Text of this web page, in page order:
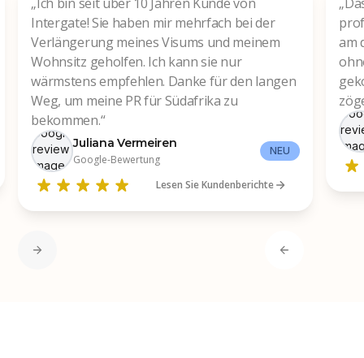
Intergate! Sie haben mir mehrfach bei der
Verlängerung meines Visums und meinem
Wohnsitz geholfen. Ich kann sie nur
wärmstens empfehlen. Danke für den langen
Weg, um meine PR für Südafrika zu
bekommen.“
Juliana Vermeiren
Google-Bewertung
NEU
Lesen Sie Kundenberichte
am